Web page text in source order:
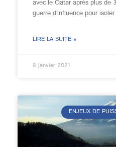
avec le Qatar après plus de
guerre d’influence pour
LIRE LA SUITE »
8 janvier 2021
ENJEUX DE